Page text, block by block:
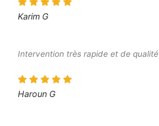
Karim G
Intervention très rapide et de qualité
Haroun G